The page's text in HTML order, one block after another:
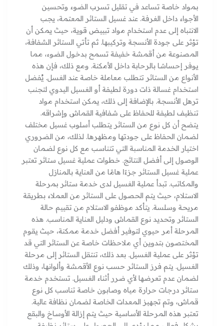
بمواد خاصة تساعد في تقليل تسرب الضوء وتحسين
الأجواء داخل الغرفة. عند غسيل الستائر المعتمة، يجب
الانتباه إلى عدم استخدام مواد تبييض قوية، حيث يمكن أن
تؤثر على جودة الأنسجة وتركيبها. ثم تأتي الستائر الشفافة،
المصنوعة من أقمشة خفيفة تسمح بدخول الضوء، مما
يوفر إحساسًا بالرحابة داخل الأمكنة. ومع ذلك، فإن هذه
الأنواع من الستائر تتطلب معاملة خاصة عند الغسل. يُفضل
استخدام غسالة ذات دورة لطيفة أو الغسيل اليدوي لتجنب
ترهل الأنسجة. بالإضافة إلى ذلك، يمكن استخدام مواد
تنظيف لطيفة للحفاظ على شفافية القماش وإشراقه.
يتضح أن كل نوع من الستائر يتطلب أسلوب غسيل مختلف
لضمان الحفاظ على جودتها ومظهرها. لذلك، من الضروري
اختيار الخدمة المناسبة التي تتناسب مع كل نوع لضمان
الوصول إلى أفضل النتائج. خطوات عملية غسيل ستائر تعتبر
عملية غسيل الستائر جزءًا هامًا من العناية بالمنازل
والمكاتب. تبدأ عملية الغسيل لدى خدمة ستائر بمرحلة
الاستلام، حيث يتم الحصول على الستائر من العملاء بطريقة
مريحة وسلسة. يتأكد موظفو الاستلام من تقييم حالة
الستائر وتحديد نوع القماش ودليل العناية المناسب. هذه
المرحلة أمر حيوي لتوفير أفضل خدمة ممكنة، حيث يقوم
المختصون بتدوين أي ملاحظات خاصة عن الستائر التي قد
تؤثر على عملية الغسيل. بعد ذلك، تنتقل الستائر إلى مرحلة
الغسيل. يتم فرز الستائر حسب نوع الأقمشة وألوانها، وذلك
لضمان عدم تعرضها لأي ضرر أثناء الغسيل. تستخدم خدمة
ستائر درجات حرارة مياه وصابون خاصة تناسب كل نوع
قماش، وتم تجهيز المعدات الخاصة لضمان نظافة عالية.
تعتبر هذه المرحلة الأساسية حيث يتم إزالة الأوساخ والبقع